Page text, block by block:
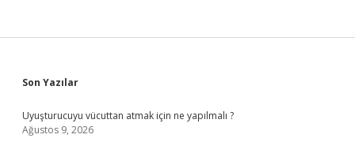
Sidebar
Son Yazılar
Uyuşturucuyu vücuttan atmak için ne yapılmalı ?
Ağustos 9, 2026